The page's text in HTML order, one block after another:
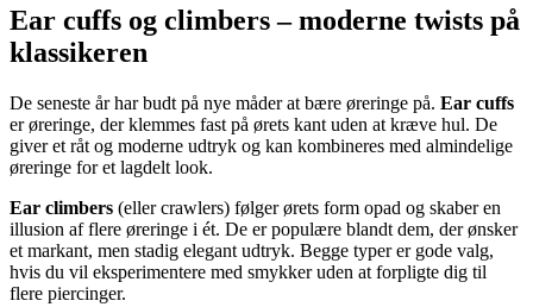
Ear cuffs og climbers – moderne twists på
klassikeren
De seneste år har budt på nye måder at bære øreringe på. Ear cuffs
er øreringe, der klemmes fast på ørets kant uden at kræve hul. De
giver et råt og moderne udtryk og kan kombineres med almindelige
øreringe for et lagdelt look.
Ear climbers (eller crawlers) følger ørets form opad og skaber en
illusion af flere øreringe i ét. De er populære blandt dem, der ønsker
et markant, men stadig elegant udtryk. Begge typer er gode valg,
hvis du vil eksperimentere med smykker uden at forpligte dig til
flere piercinger.